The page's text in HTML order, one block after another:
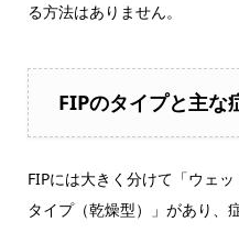
る方法はありません。
FIPのタイプと主な
FIPには大きく分けて「ウェ
タイプ（乾燥型）」があり、